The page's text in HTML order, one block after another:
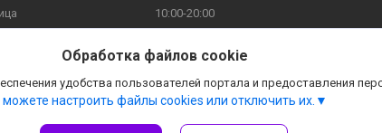
10:00-20:00
10:00-20:00
Обработка файлов cookie
удобства пользователей портала и предоставления
настроить файлы cookies или отключить их.